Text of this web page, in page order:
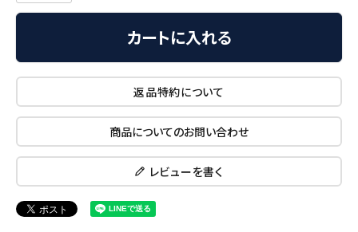
カートに入れる
返品特約について
商品についてのお問い合わせ
レビューを書く